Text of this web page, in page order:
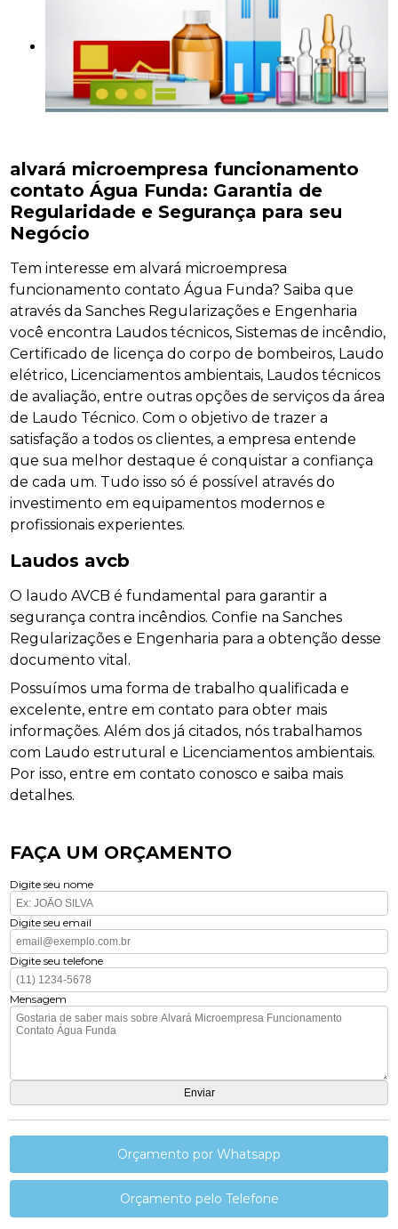
alvará microempresa funcionamento
contato Água Funda: Garantia de
Regularidade e Segurança para seu
Negócio
Tem interesse em alvará microempresa
funcionamento contato Água Funda? Saiba que
através da Sanches Regularizações e Engenharia
você encontra Laudos técnicos, Sistemas de incêndio,
Certificado de licença do corpo de bombeiros, Laudo
elétrico, Licenciamentos ambientais, Laudos técnicos
de avaliação, entre outras opções de serviços da área
de Laudo Técnico. Com o objetivo de trazer a
satisfação a todos os clientes, a empresa entende
que sua melhor destaque é conquistar a confiança
de cada um. Tudo isso só é possível através do
investimento em equipamentos modernos e
profissionais experientes.
Laudos avcb
O laudo AVCB é fundamental para garantir a
segurança contra incêndios. Confie na Sanches
Regularizações e Engenharia para a obtenção desse
documento vital.
Possuímos uma forma de trabalho qualificada e
excelente, entre em contato para obter mais
informações. Além dos já citados, nós trabalhamos
com Laudo estrutural e Licenciamentos ambientais.
Por isso, entre em contato conosco e saiba mais
detalhes.
FAÇA UM ORÇAMENTO
Digite seu nome
Digite seu email
Digite seu telefone
Mensagem
Orçamento por Whatsapp
Orçamento pelo Telefone